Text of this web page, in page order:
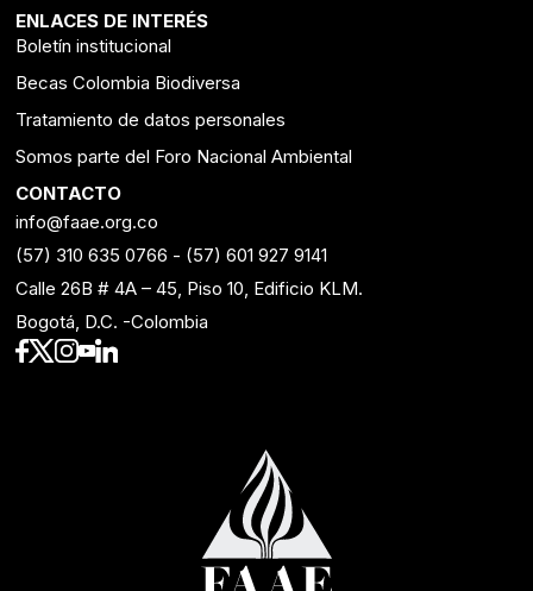
ENLACES DE INTERÉS
Boletín institucional
Becas Colombia Biodiversa
Tratamiento de datos personales
Somos parte del Foro Nacional Ambiental
CONTACTO
info@faae.org.co
(57) 310 635 0766 - (57) 601 927 9141
Calle 26B # 4A – 45, Piso 10, Edificio KLM.
Bogotá, D.C. -Colombia